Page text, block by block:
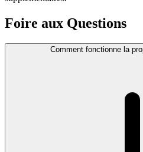
Foire aux Questions
Comment fonctionne la